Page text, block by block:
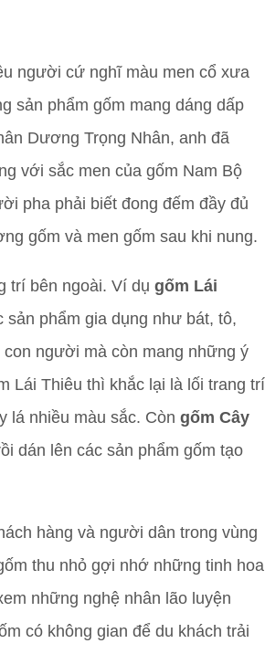
người cứ nghĩ màu men cổ xưa
sản phẩm gốm mang dáng dấp
Dương Trọng Nhân, anh đã
với sắc men của gốm Nam Bộ
pha phải biết đong đếm đầy đủ
gốm và men gốm sau khi nung.
trí bên ngoài. Ví dụ gốm Lái
sản phẩm gia dụng như bát, tô,
người mà còn mang những ý
Lái Thiêu thì khắc lại là lối trang trí
lá nhiều màu sắc. Còn gốm Cây
dán lên các sản phẩm gốm tạo
hàng và người dân trong vùng
thu nhỏ gợi nhớ những tinh hoa
những nghệ nhân lão luyện
có không gian để du khách trải